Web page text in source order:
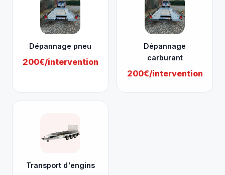
Dépannage pneu
200€/intervention
Dépannage
carburant
200€/intervention
Transport d'engins